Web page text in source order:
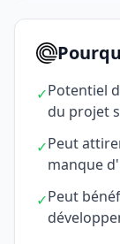
✓Potentiel
du projet
✓Peut
manque
✓Peut